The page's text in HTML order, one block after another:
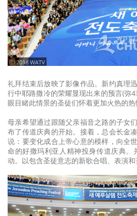
ⓒ 2018 WATV
礼拜结束后放映了影像作品。新约真理
行中耶路撒冷的荣耀显现出来的预言(弥
眼目睹此情景的圣徒们怀着更加火热的热
母亲希望通过跟随父亲福音之路的子女
布了传道庆典的开始。接着，总会长金
说：要变化成合上帝心意的模样，向全
命的好撒玛利亚人精神投身传道庆典
动。以包含圣徒意志的新歌合唱、表演